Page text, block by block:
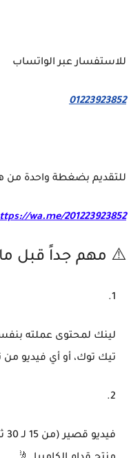
للاستفسار عبر الواتساب
01223923852
للتقديم بضغطة واحدة من
wa.me/201223923852
⚠️ مهم جداً قبل ما
لينك لمحتوى عملته
تيك توك، أو أي فيديو